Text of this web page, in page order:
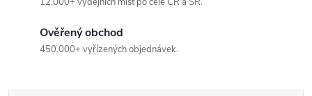
Ověřený obchod
450.000+ vyřízených objednávek.